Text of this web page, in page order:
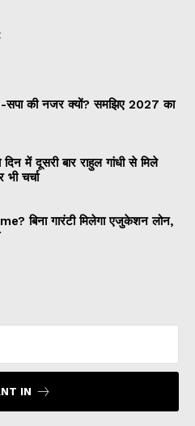
सपा की नजर क्यों? समझिए 2027 का
में दूसरी बार राहुल गांधी से मिले
चर्चा
बिना गारंटी मिलेगा एजुकेशन लोन,
IN